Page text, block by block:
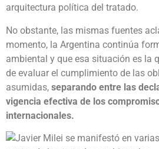
arquitectura política del tratado.
No obstante, las mismas fuentes
momento, la Argentina continúa
ambiental y que esa situación es la
de evaluar el cumplimiento de las
asumidas, separando entre las
vigencia efectiva de los
internacionales.